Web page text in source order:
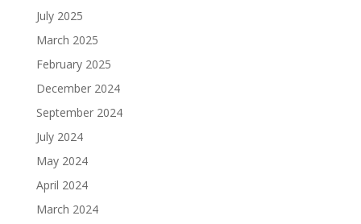
July 2025
March 2025
February 2025
December 2024
September 2024
July 2024
May 2024
April 2024
March 2024